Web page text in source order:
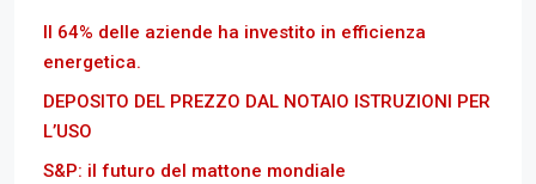
Il 64% delle aziende ha investito in efficienza
energetica.
DEPOSITO DEL PREZZO DAL NOTAIO ISTRUZIONI PER
L’USO
S&P: il futuro del mattone mondiale